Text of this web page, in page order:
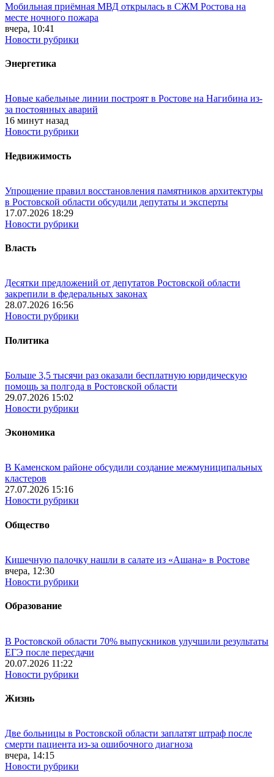
Мобильная приёмная МВД открылась в СЖМ Ростова на
месте ночного пожара
вчера, 10:41
Новости рубрики
Энергетика
Новые кабельные линии построят в Ростове на Нагибина из-
за постоянных аварий
16 минут назад
Новости рубрики
Недвижимость
Упрощение правил восстановления памятников архитектуры
в Ростовской области обсудили депутаты и эксперты
17.07.2026 18:29
Новости рубрики
Власть
Десятки предложений от депутатов Ростовской области
закрепили в федеральных законах
28.07.2026 16:56
Новости рубрики
Политика
Больше 3,5 тысячи раз оказали бесплатную юридическую
помощь за полгода в Ростовской области
29.07.2026 15:02
Новости рубрики
Экономика
В Каменском районе обсудили создание межмуниципальных
кластеров
27.07.2026 15:16
Новости рубрики
Общество
Кишечную палочку нашли в салате из «Ашана» в Ростове
вчера, 12:30
Новости рубрики
Образование
В Ростовской области 70% выпускников улучшили результаты
ЕГЭ после пересдачи
20.07.2026 11:22
Новости рубрики
Жизнь
Две больницы в Ростовской области заплатят штраф после
смерти пациента из-за ошибочного диагноза
вчера, 14:15
Новости рубрики